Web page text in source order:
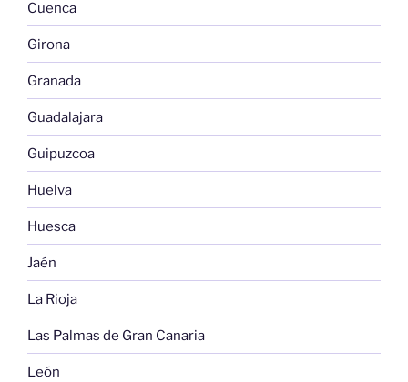
Cuenca
Girona
Granada
Guadalajara
Guipuzcoa
Huelva
Huesca
Jaén
La Rioja
Las Palmas de Gran Canaria
León